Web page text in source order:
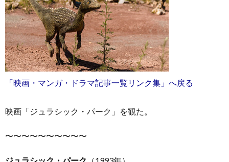
「映画・マンガ・ドラマ記事一覧リンク集」へ戻る
映画「ジュラシック・パーク」を観た。
〜〜〜〜〜〜〜〜〜〜
ジュラシック・パーク （1993年）